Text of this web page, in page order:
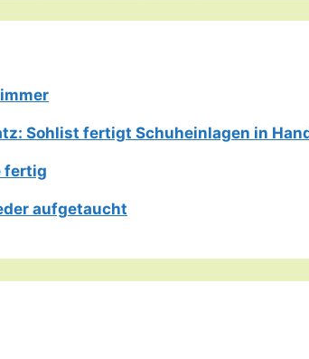
Sohlist fertigt Schuheinlagen in
fertig
aufgetaucht